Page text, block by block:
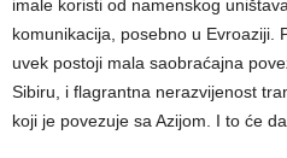
imale koristi od namenskog
komunikacija, posebno u Evroaziji.
uvek postoji mala saobraćajna
Sibiru, i flagrantna nerazvijenost
koji je povezuje sa Azijom. I to će